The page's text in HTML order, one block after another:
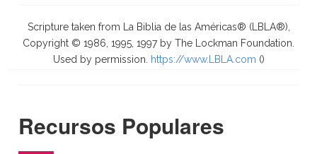
Scripture taken from La Biblia de las Américas® (LBLA®),
Copyright © 1986, 1995, 1997 by The Lockman Foundation.
Used by permission.
https://www.LBLA.com ()
Recursos Populares